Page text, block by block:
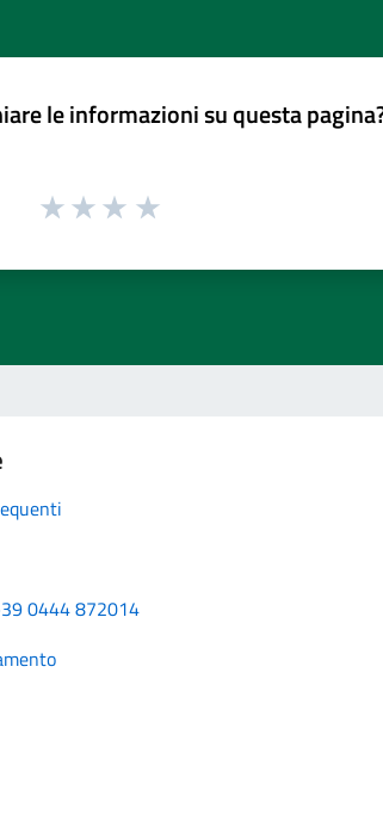
le informazioni su questa
0444 872014